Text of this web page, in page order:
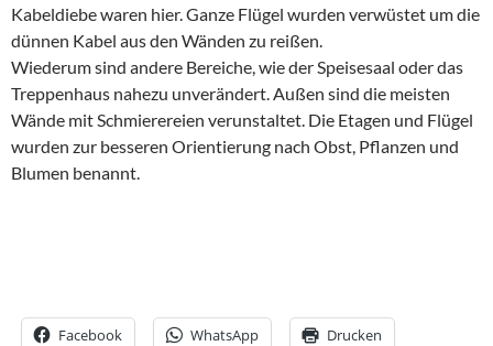
Kabeldiebe waren hier. Ganze Flügel wurden verwüstet um die
dünnen Kabel aus den Wänden zu reißen.
Wiederum sind andere Bereiche, wie der Speisesaal oder das
Treppenhaus nahezu unverändert. Außen sind die meisten
Wände mit Schmierereien verunstaltet. Die Etagen und Flügel
wurden zur besseren Orientierung nach Obst, Pflanzen und
Blumen benannt.
Facebook WhatsApp Drucken